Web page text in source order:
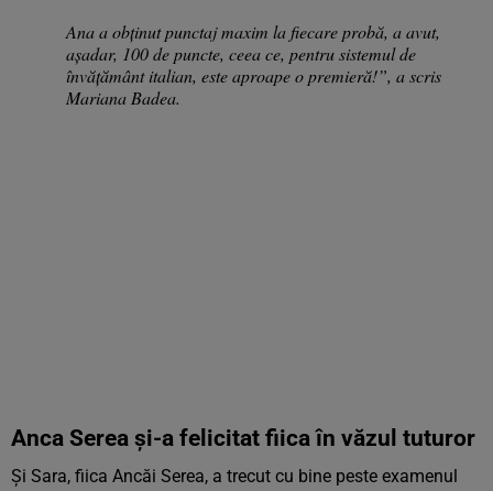
Ana a obținut punctaj maxim la fiecare probă, a avut,
așadar, 100 de puncte, ceea ce, pentru sistemul de
învățământ italian, este aproape o premieră!”, a scris
Mariana Badea.
Anca Serea și-a felicitat fiica în văzul tuturor
Și Sara, fiica Ancăi Serea, a trecut cu bine peste examenul